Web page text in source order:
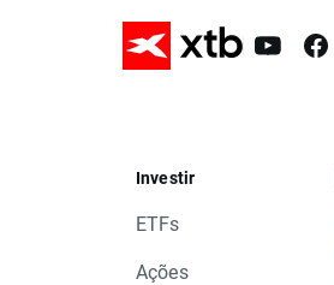
Investir
ETFs
Ações